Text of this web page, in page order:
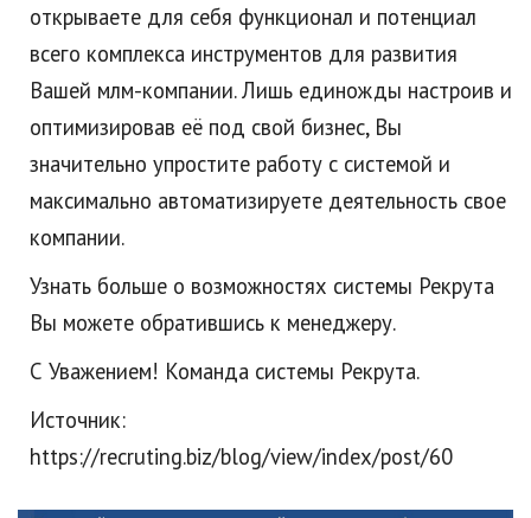
открываете для себя функционал и потенциал
всего комплекса инструментов для развития
Вашей млм-компании. Лишь единожды настроив и
оптимизировав её под свой бизнес, Вы
значительно упростите работу с системой и
максимально автоматизируете деятельность свое
компании.
Узнать больше о возможностях системы Рекрута
Вы можете обратившись к менеджеру.
С Уважением! Команда системы Рекрута.
Источник:
https://recruting.biz/blog/view/index/post/60